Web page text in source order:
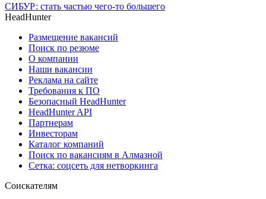
СИБУР: стать частью чего-то большего
HeadHunter
Размещение вакансий
Поиск по резюме
О компании
Наши вакансии
Реклама на сайте
Требования к ПО
Безопасный HeadHunter
HeadHunter API
Партнерам
Инвесторам
Каталог компаний
Поиск по вакансиям в Алмазной
Сетка: соцсеть для нетворкинга
Соискателям